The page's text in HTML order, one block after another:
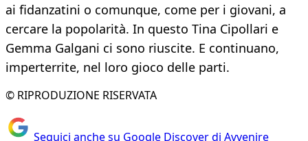
ai fidanzatini o comunque, come per i giovani, a
cercare la popolarità. In questo Tina Cipollari e
Gemma Galgani ci sono riuscite. E continuano,
imperterrite, nel loro gioco delle parti.
© RIPRODUZIONE RISERVATA
Seguici anche su Google Discover di Avvenire